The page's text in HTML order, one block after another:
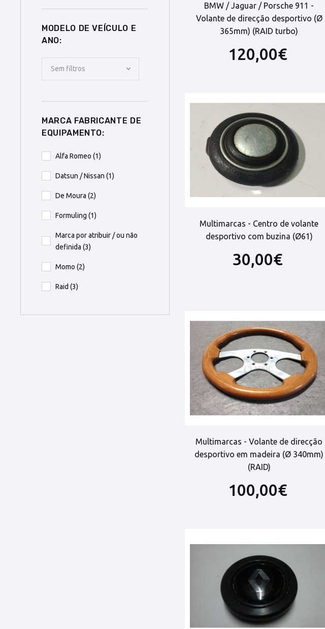
BMW / Jaguar / Porsche 911 -
Volante de direcção desportivo (Ø
365mm) (RAID turbo)
120,00€
Multimarcas - Centro de volante
desportivo com buzina (Ø61)
30,00€
Multimarcas - Volante de direcção
desportivo em madeira (Ø 340mm)
(RAID)
100,00€
MODELO DE VEÍCULO E
ANO:
Sem filtros
MARCA FABRICANTE DE
EQUIPAMENTO:
Alfa Romeo (1)
Datsun / Nissan (1)
De Moura (2)
Formuling (1)
Marca por atribuir / ou não
definida (3)
Momo (2)
Raid (3)